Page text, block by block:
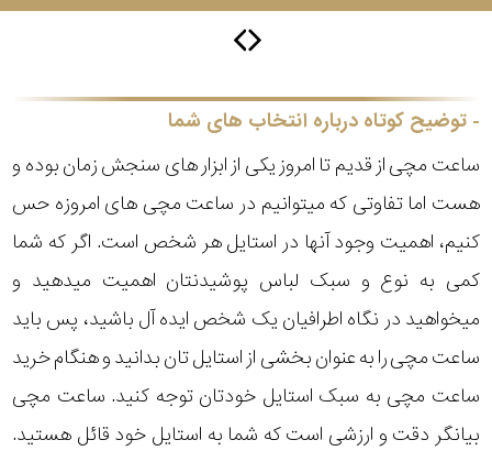
توضیح کوتاه درباره انتخاب های شما
ساعت مچی از قدیم تا امروز یکی از ابزار های سنجش زمان بوده و
هست اما تفاوتی که میتوانیم در ساعت مچی های امروزه حس
کنیم، اهمیت وجود آنها در استایل هر شخص است. اگر که شما
کمی به نوع و سبک لباس پوشیدنتان اهمیت میدهید و
میخواهید در نگاه اطرافیان یک شخص ایده آل باشید، پس باید
ساعت مچی را به عنوان بخشی از استایل تان بدانید و هنگام خرید
ساعت مچی به سبک استایل خودتان توجه کنید. ساعت مچی
بیانگر دقت و ارزشی است که شما به استایل خود قائل هستید.
جگوار
جنسیت
رده